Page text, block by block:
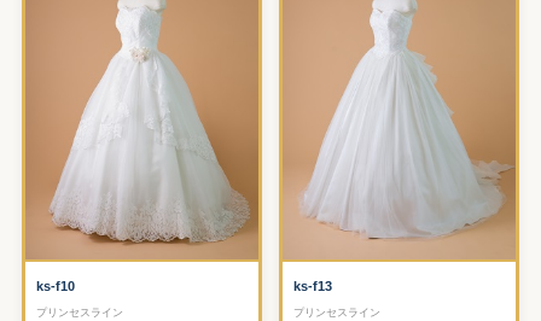
ks-f10
プリンセスライン
ks-f13
プリンセスライン